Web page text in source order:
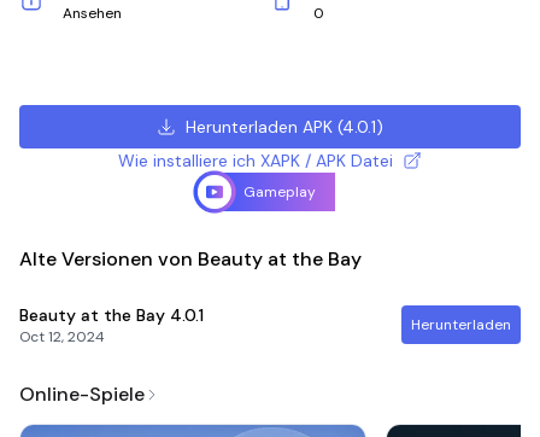
Ansehen 0
Herunterladen APK(4.0.1)
Wie installiere ich XAPK / APK Datei
Gameplay
Alte Versionen von Beauty at the Bay
Beauty at the Bay 4.0.1
Oct 12, 2024
Herunterladen
Online-Spiele